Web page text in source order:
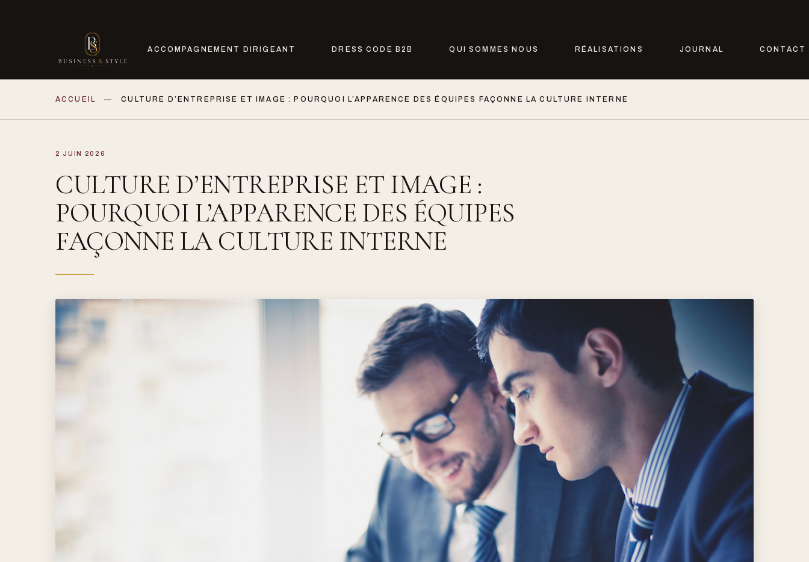
ACCOMPAGNEMENT DIRIGEANT DRESS CODE B2B QUI SOMMES NOUS RÉALISATIONS JOURNAL CONTACT
ACCUEIL CULTURE D’ENTREPRISE ET IMAGE : POURQUOI L’APPARENCE DES ÉQUIPES FAÇONNE LA CULTURE INTERNE
2 JUIN 2026
CULTURE D’ENTREPRISE ET IMAGE :
POURQUOI L’APPARENCE DES ÉQUIPES
FAÇONNE LA CULTURE INTERNE